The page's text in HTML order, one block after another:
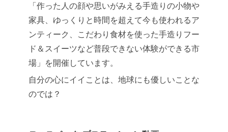
「作った人の顔や思いがみえる手造りの小物や
家具、ゆっくりと時間を超えて今も使われるア
ンティーク、こだわり食材を使った手造りフー
ド＆スイーツなど普段できない体験ができる市
場」を開催しています。
自分の心にイイことは、地球にも優しいことな
のでは？